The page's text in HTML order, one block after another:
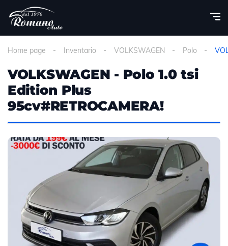
Home page Inventario VOLKSWAGEN Polo
VOLKSWAGEN - Polo 1.0 tsi
Edition Plus
95cv#RETROCAMERA!